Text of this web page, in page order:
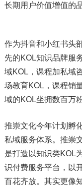
长期用户价值增值的
作为抖音和小红书头
先的KOL知识品牌服
域KOL，课程加私域
场教育KOL，课程销
域的KOL坐拥数百万
推崇文化今年计划孵
私域服务体系。推崇
是打造以知识类KOL
识付费服务平台，以
百花齐放。其实更像